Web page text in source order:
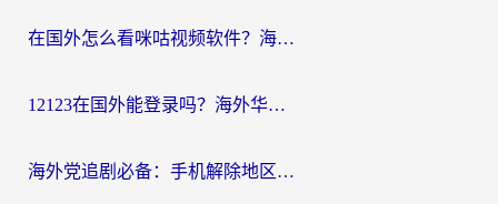
在国外怎么看咪咕视频软件？海外党亲测有效的回国加速方案
12123在国外能登录吗？海外华人必看的回国加速实用指南
海外党追剧必备：手机解除地区限制app怎么选？解决央视视频&国内剧地区限制全指南